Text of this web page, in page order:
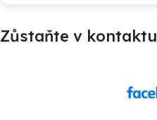
Zůstaňte v kontaktu